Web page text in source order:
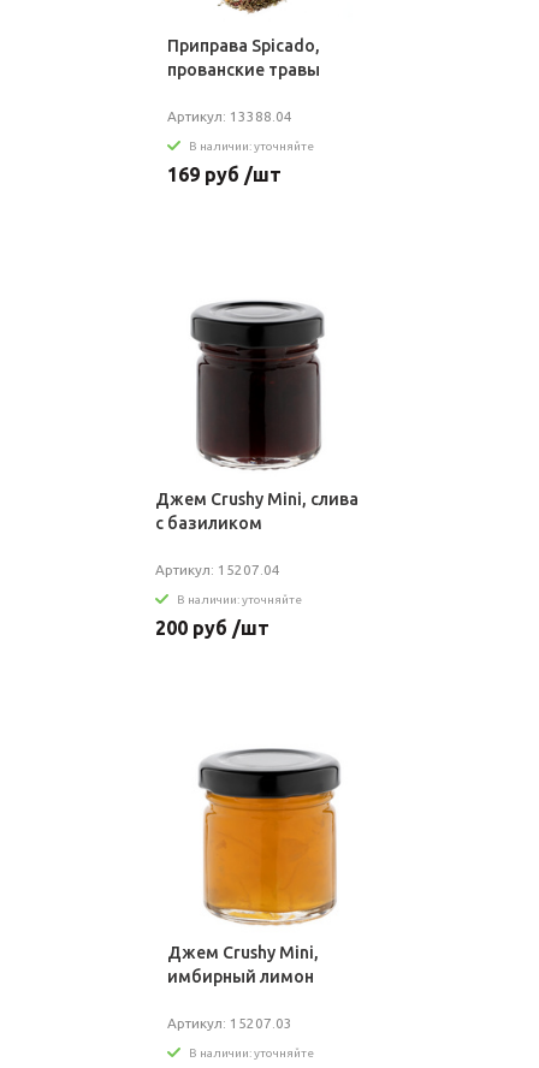
Приправа Spicado,
прованские травы
Артикул: 13388.04
В наличии: уточняйте
169 руб /шт
Джем Crushy Mini, cлива
с базиликом
Артикул: 15207.04
В наличии: уточняйте
200 руб /шт
Джем Crushy Mini,
имбирный лимон
Артикул: 15207.03
В наличии: уточняйте